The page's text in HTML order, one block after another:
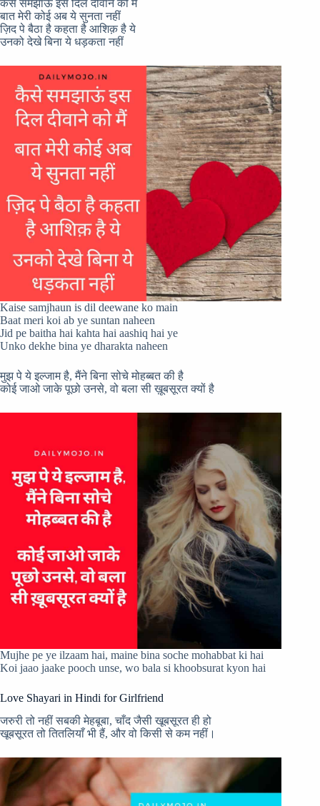
कैसे समझाऊं इस दिल दीवाने को मैं
बात मेरी कोई अब ये सुनता नहीं
ज़िद पे बैठा है कहता है आशिक़ है ये
उनको देखे बिना ये धड़कता नहीं
Kaise samjhaun is dil deewane ko main
Baat meri koi ab ye suntan naheen
Jid pe baitha hai kahta hai aashiq hai ye
Unko dekhe bina ye dharakta naheen
मुझ पे ये इल्जाम है, मैंने बिना सोचे मोहब्बत की है
कोई जाओ जाके पूछो उनसे, वो बला सी ख़ूबसूरत क्यों है
Mujhe pe ye ilzaam hai, maine bina soche mohabbat ki hai
Koi jaao jaake pooch unse, wo bala si khoobsurat kyon hai
Love Shayari in Hindi for Girlfriend
जरुरी तो नहीं सबकी मेहबूबा, चाँद जैसी खूबसूरत ही हो
खूबसूरत तो तितलियाँ भी हैं, और वो किसी से कम नहीं।